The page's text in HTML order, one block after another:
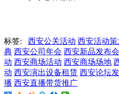
标签: 西安公关活动 西安活动策
典 西安公司年会 西安新品发布会
动 西安商场活动 西安商场场地
动 西安演出设备租赁 西安论坛
播 西安直播带货推广